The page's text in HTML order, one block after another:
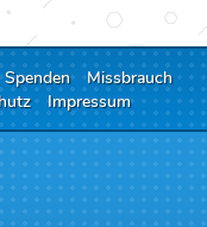
Spenden
Missbrauch
Impressum